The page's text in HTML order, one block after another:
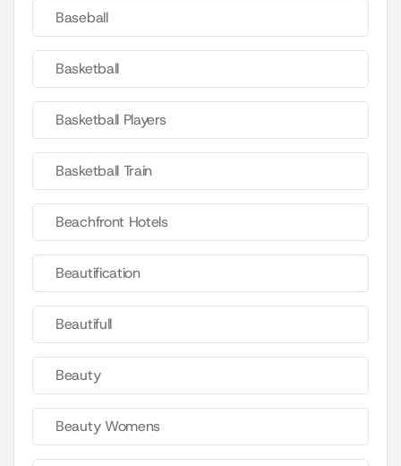
Baseball
Basketball
Basketball Players
Basketball Train
Beachfront Hotels
Beautification
Beautifull
Beauty
Beauty Womens